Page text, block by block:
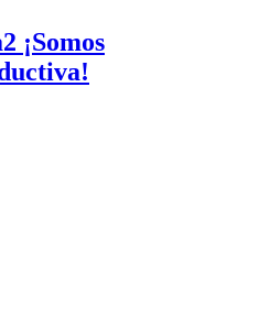
¡Somos